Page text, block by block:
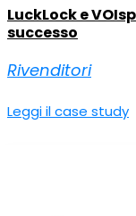
LuckLock e
successo
Rivenditori
Leggi il case study